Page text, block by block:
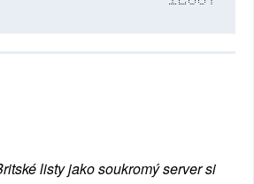
listy jako soukromý server si